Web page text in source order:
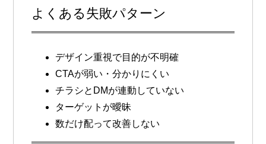
よくある失敗パターン
デザイン重視で目的が不明確
CTAが弱い・分かりにくい
チラシとDMが連動していない
ターゲットが曖昧
数だけ配って改善しない